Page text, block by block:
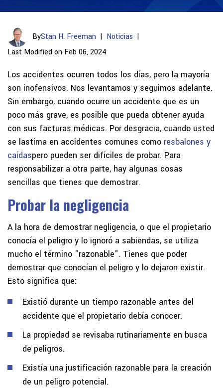
ByStan H. Freeman | Noticias |
Last Modified on Feb 06, 2024
Los accidentes ocurren todos los días, pero la mayoría
son inofensivos. Nos levantamos y seguimos adelante.
Sin embargo, cuando ocurre un accidente que es un
poco más grave, es posible que pueda obtener ayuda
con sus facturas médicas. Por desgracia, cuando usted
se lastima en accidentes comunes como resbalones y
caídaspero pueden ser difíciles de probar. Para
responsabilizar a otra parte, hay algunas cosas
sencillas que tienes que demostrar.
Probar la negligencia
A la hora de demostrar negligencia, o que el propietario
conocía el peligro y lo ignoró a sabiendas, se utiliza
mucho el término "razonable". Tienes que poder
demostrar que conocían el peligro y lo dejaron existir.
Esto significa que:
Existió durante un tiempo razonable antes del
accidente que el propietario debía conocer.
La propiedad se revisaba rutinariamente en busca
de peligros.
Existía una justificación razonable para la creación
de un peligro potencial.